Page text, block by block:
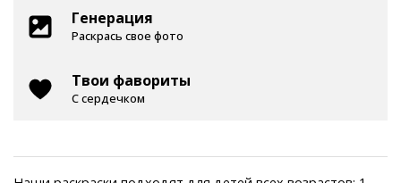
Генерация
Раскрась свое фото
Твои фавориты
С сердечком